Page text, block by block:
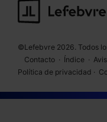
©Lefebvre 2026. Todos
Contacto · Índice ·
Política de privacidad ·